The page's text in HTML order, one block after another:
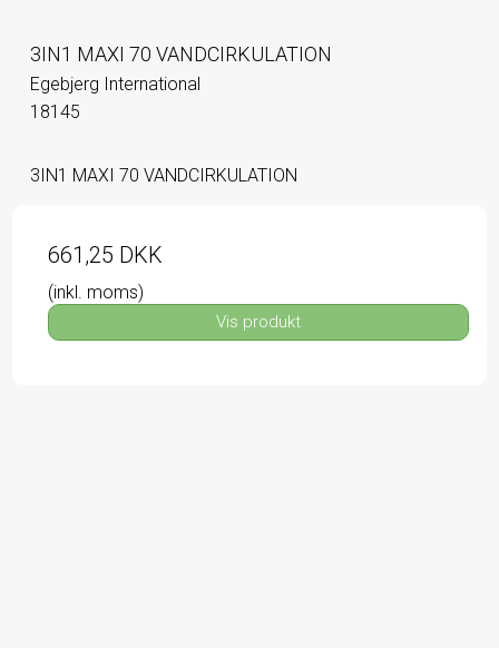
3IN1 MAXI 70 VANDCIRKULATION
Egebjerg International
18145
3IN1 MAXI 70 VANDCIRKULATION
661,25 DKK
(inkl. moms)
Vis produkt